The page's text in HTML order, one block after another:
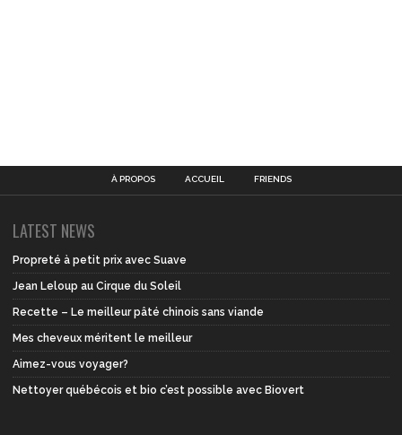
À PROPOS ACCUEIL FRIENDS
LATEST NEWS
Propreté à petit prix avec Suave
Jean Leloup au Cirque du Soleil
Recette – Le meilleur pâté chinois sans viande
Mes cheveux méritent le meilleur
Aimez-vous voyager?
Nettoyer québécois et bio c’est possible avec Biovert